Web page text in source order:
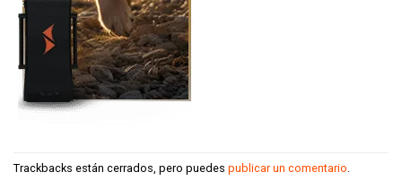
Trackbacks están cerrados, pero puedes publicar un comentario